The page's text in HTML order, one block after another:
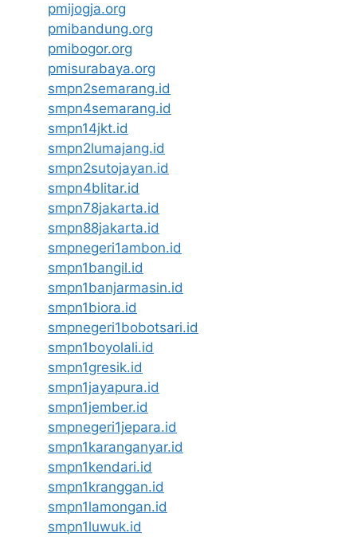
pmijogja.org
pmibandung.org
pmibogor.org
pmisurabaya.org
smpn2semarang.id
smpn4semarang.id
smpn14jkt.id
smpn2lumajang.id
smpn2sutojayan.id
smpn4blitar.id
smpn78jakarta.id
smpn88jakarta.id
smpnegeri1ambon.id
smpn1bangil.id
smpn1banjarmasin.id
smpn1biora.id
smpnegeri1bobotsari.id
smpn1boyolali.id
smpn1gresik.id
smpn1jayapura.id
smpn1jember.id
smpnegeri1jepara.id
smpn1karanganyar.id
smpn1kendari.id
smpn1kranggan.id
smpn1lamongan.id
smpn1luwuk.id